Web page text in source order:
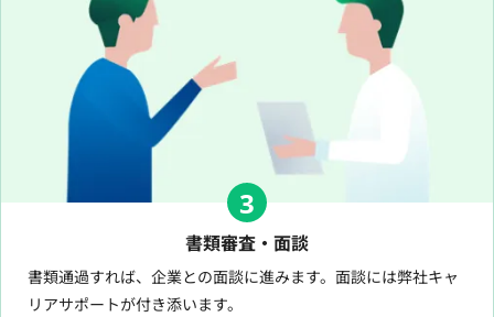
3
書類審査・面談
書類通過すれば、企業との面談に進みます。面談には弊社キャ
リアサポートが付き添います。